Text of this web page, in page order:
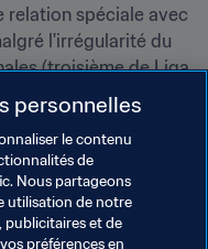
relation spéciale avec
l'irrégularité du
(troisième de Liga
Lorsque que retentit
l'ADN
auront les yeux
où ils tenteront de
du Monde des
personnelles
le contenu
de
Nous partageons
utilisation de notre
publicitaires et de
préférences en